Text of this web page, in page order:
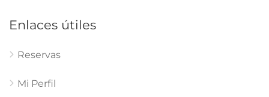
Enlaces útiles
Reservas
Mi Perfil